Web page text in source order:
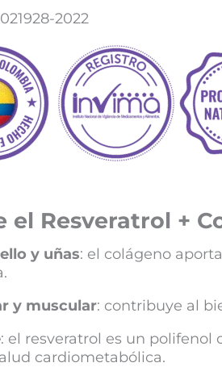
2022
el Resveratrol +
y uñas: el colágeno
y muscular: contribuye al
: el resveratrol es un
cardiometabólica.